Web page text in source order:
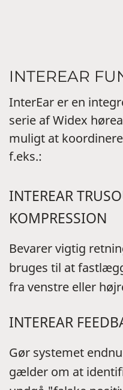
INTEREAR
InterEar er en
serie af Widex
muligt at
f.eks.:
INTEREAR
KOMPRESSION
Bevarer vigtig
bruges til at
fra venstre eller
INTEREAR
Gør systemet
gælder om at